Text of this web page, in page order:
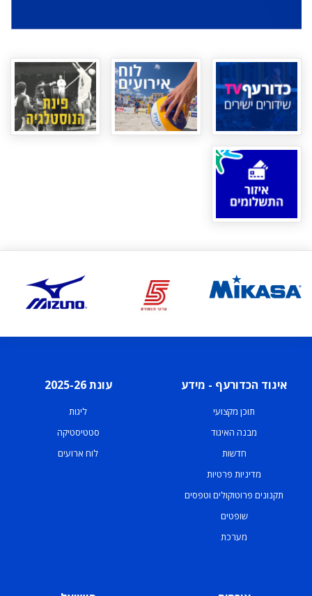
איגוד הכדורעף - מידע
תוכן מקצועי
מבנה האיגוד
חדשות
מדיניות פרטיות
תקנונים פרוטוקולים וטפסים
שופטים
מערכת
עונת 2025-26
ליגות
סטטיסטיקה
לוח ארועים